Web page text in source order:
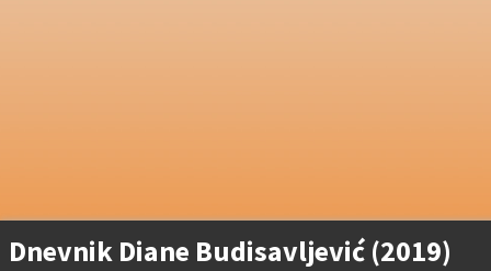
Dnevnik Diane Budisavljević (2019)